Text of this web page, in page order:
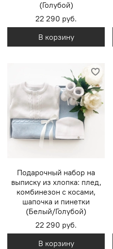
(Голубой)
22 290 руб.
В корзину
Подарочный набор на
выписку из хлопка: плед,
комбинезон с косами,
шапочка и пинетки
(Белый/Голубой)
22 290 руб.
В корзину